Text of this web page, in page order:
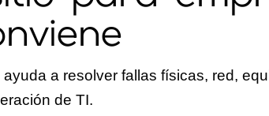
a resolver fallas físicas, red,
de TI.